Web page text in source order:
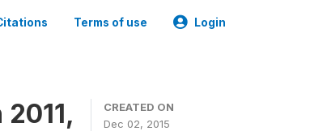
Terms of use Login
CREATED ON
Dec 02, 2015